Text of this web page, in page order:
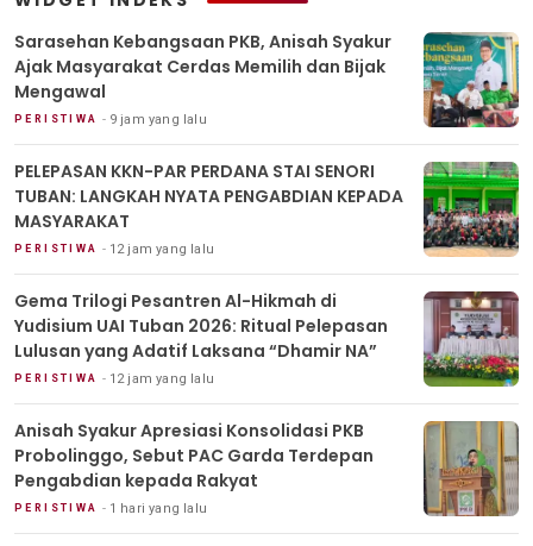
Sarasehan Kebangsaan PKB, Anisah Syakur
Ajak Masyarakat Cerdas Memilih dan Bijak
Mengawal
PERISTIWA 9 jam yang lalu
PELEPASAN KKN-PAR PERDANA STAI SENORI
TUBAN: LANGKAH NYATA PENGABDIAN KEPADA
MASYARAKAT
PERISTIWA 12 jam yang lalu
Gema Trilogi Pesantren Al-Hikmah di
Yudisium UAI Tuban 2026: Ritual Pelepasan
Lulusan yang Adatif Laksana “Dhamir NA”
PERISTIWA 12 jam yang lalu
Anisah Syakur Apresiasi Konsolidasi PKB
Probolinggo, Sebut PAC Garda Terdepan
Pengabdian kepada Rakyat
PERISTIWA 1 hari yang lalu